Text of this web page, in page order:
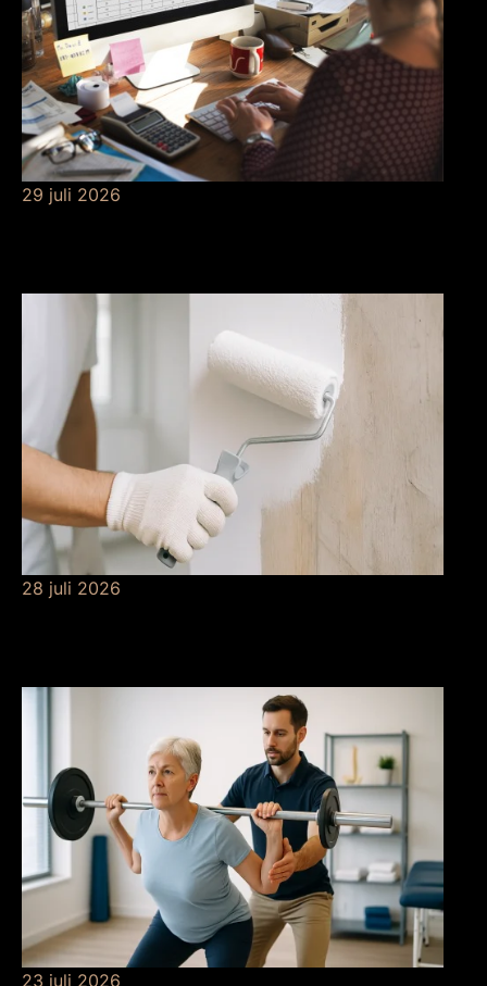
29 juli 2026
28 juli 2026
23 juli 2026